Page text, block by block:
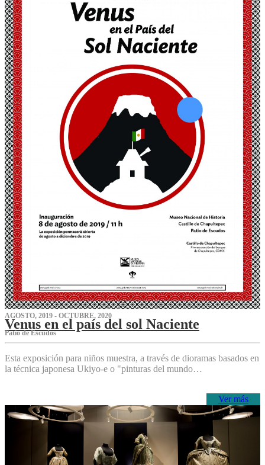
AGOSTO, 2019 - OCTUBRE, 2020
Venus en el país del sol Naciente
P‌atio de Escudos
Esta exposición para niños muestra, a través de dioramas basados en
la técnica japonesa Ukiyo-e o "pinturas del mundo…
Ver más